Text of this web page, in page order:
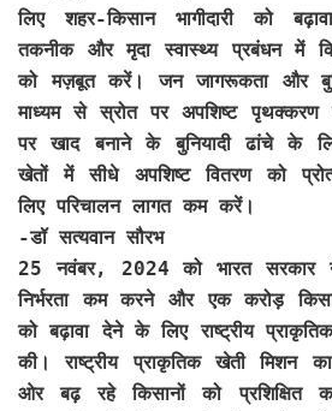
लिए शहर-किसान भागीदारी को
तकनीक और मृदा स्वास्थ्य प्रबंधन में
को मज़बूत करें। जन जागरूकता और
माध्यम से स्रोत पर अपशिष्ट
पर खाद बनाने के बुनियादी ढांचे के
खेतों में सीधे अपशिष्ट वितरण को
लिए परिचालन लागत कम करें।
-डॉ सत्यवान सौरभ
25 नवंबर, 2024 को भारत सरकार ने
निर्भरता कम करने और एक करोड़
को बढ़ावा देने के लिए राष्ट्रीय
की। राष्ट्रीय प्राकृतिक खेती मिशन
ओर बढ़ रहे किसानों को प्रशिक्षित